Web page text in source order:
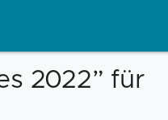
2022” für